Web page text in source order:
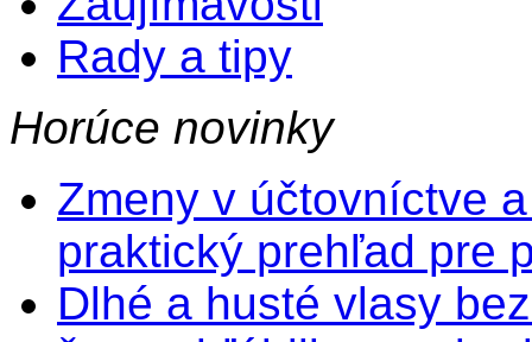
Rady a tipy
Horúce novinky
Zmeny v účtovníctve
praktický prehľad pre
Dlhé a husté vlasy